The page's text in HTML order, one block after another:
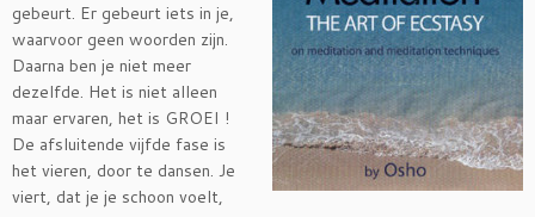
gebeurt. Er gebeurt iets in je,
waarvoor geen woorden zijn.
Daarna ben je niet meer
dezelfde. Het is niet alleen
maar ervaren, het is GROEI !
De afsluitende vijfde fase is
het vieren, door te dansen. Je
viert, dat je je schoon voelt,